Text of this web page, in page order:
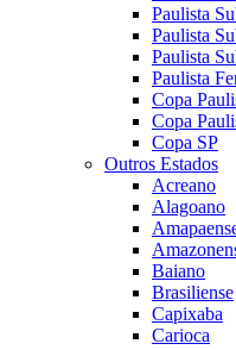
Paulista
Paulista
Paulista
Paulista
Copa
Copa
Copa SP
Outros Estados
Acreano
Alagoano
Baiano
Brasiliense
Capixaba
Carioca